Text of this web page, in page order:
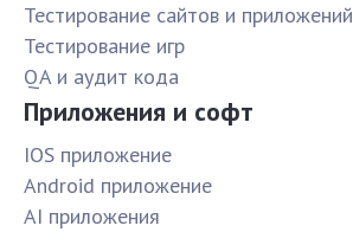
Тестирование сайтов и приложений
Тестирование игр
QA и аудит кода
Приложения и софт
IOS приложение
Android приложение
AI приложения